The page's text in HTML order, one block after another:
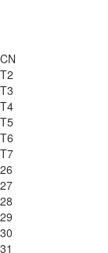
CN
T2
T3
T4
T5
T6
T7
26
27
28
29
30
31